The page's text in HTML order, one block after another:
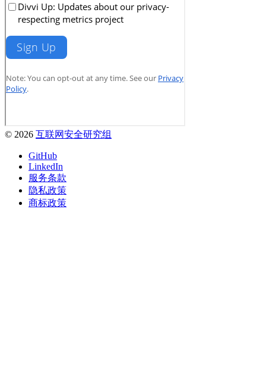
© 2026 互联网安全研究组
GitHub
LinkedIn
服务条款
隐私政策
商标政策